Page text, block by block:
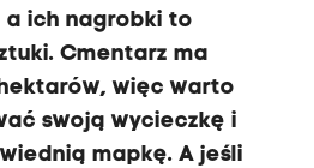
ich nagrobki to
Cmentarz ma
więc warto
swoją wycieczkę i
mapkę. A jeśli